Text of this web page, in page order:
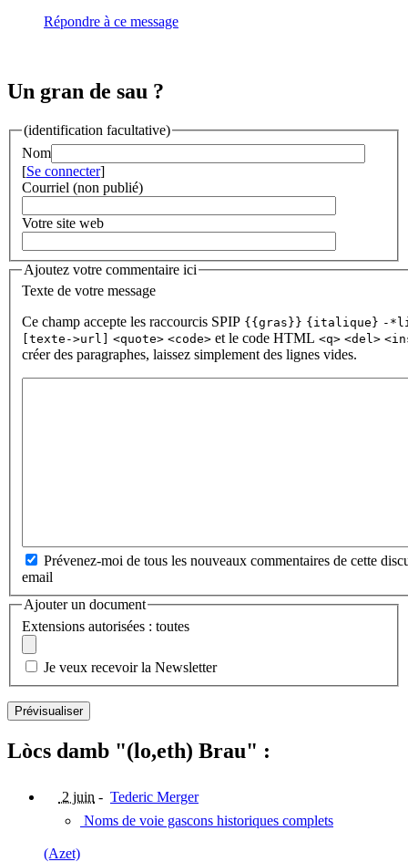
Répondre à ce message
Un gran de sau ?
(identification facultative)
Nom
[Se connecter]
Courriel (non publié)
Votre site web
Ajoutez votre commentaire ici
Texte de votre message
Ce champ accepte les raccourcis SPIP {{gras}} {italique} -
[texte->url]
<quote> <code> et le code HTML <q> <del>
créer des paragraphes, laissez simplement des lignes vides.
Prévenez-moi de tous les nouveaux commentaires de cette
email
Ajouter un document
Extensions autorisées : toutes
Je veux recevoir la Newsletter
Lòcs damb "(lo,eth) Brau" :
2 juin - Tederic Merger
Noms de voie gascons historiques complets
(Azet)